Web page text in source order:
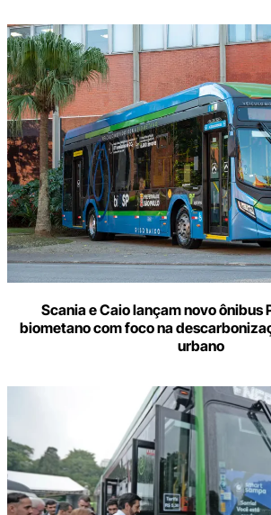
Scania e Caio lançam novo ônibus
biometano com foco na
urbano